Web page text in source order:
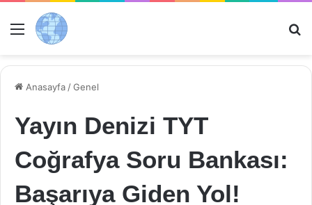
Menü
Anasayfa /Genel
Yayın Denizi TYT
Coğrafya Soru Bankası:
Başarıya Giden Yol!